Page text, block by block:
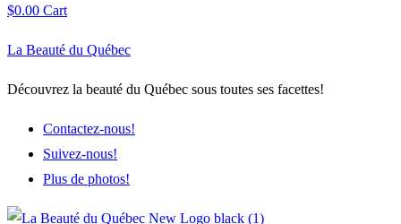
$0.00 Cart
La Beauté du Québec
Découvrez la beauté du Québec sous toutes ses facettes!
Contactez-nous!
Suivez-nous!
Plus de photos!